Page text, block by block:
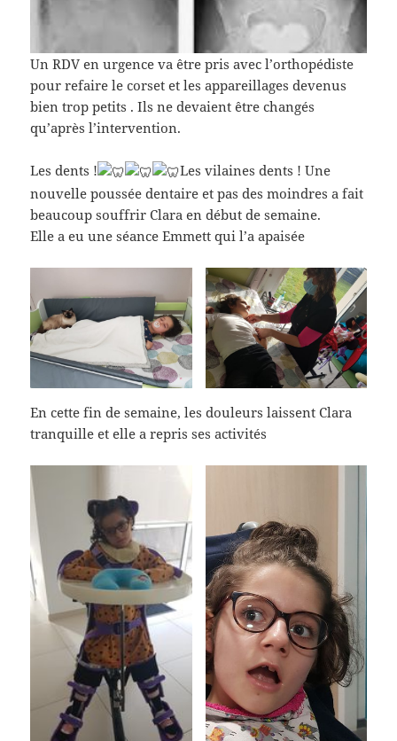
Un RDV en urgence va être pris avec l’orthopédiste
pour refaire le corset et les appareillages devenus
bien trop petits . Ils ne devaient être changés
qu’après l’intervention.
Les dents !
Les vilaines dents ! Une
nouvelle poussée dentaire et pas des moindres a fait
beaucoup souffrir Clara en début de semaine.
Elle a eu une séance Emmett qui l’a apaisée
En cette fin de semaine, les douleurs laissent Clara
tranquille et elle a repris ses activités